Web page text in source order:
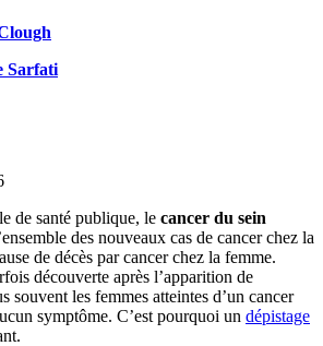
Sarfati
de santé publique, le cancer du sein
des nouveaux cas de cancer chez la
de décès par cancer chez la femme.
découverte après l’apparition de
souvent les femmes atteintes d’un cancer
symptôme. C’est pourquoi un dépistage